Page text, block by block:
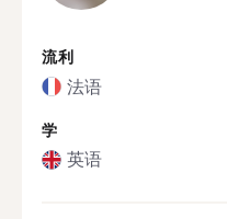
流利
法语
学
英语